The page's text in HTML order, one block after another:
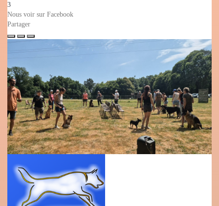
3
Nous voir sur Facebook
Partager